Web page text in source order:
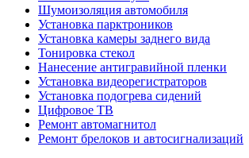
Шумоизоляция автомобиля
Установка парктроников
Установка камеры заднего вида
Тонировка стекол
Нанесение антигравийной пленки
Установка видеорегистраторов
Установка подогрева сидений
Цифровое ТВ
Ремонт автомагнитол
Ремонт брелоков и автосигнализаций